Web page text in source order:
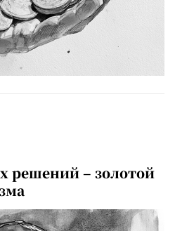
решений – золотой